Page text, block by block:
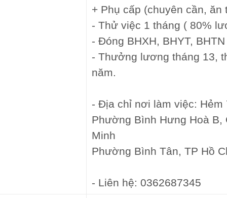
+ Phụ cấp (chuyên cần, ăn
- Thử việc 1 tháng ( 80%
- Đóng BHXH, BHYT,
- Thưởng lương tháng 13,
năm.
- Địa chỉ nơi làm việc: Hẻm
Phường Bình Hưng Hoà B,
Minh
Phường Bình Tân, TP Hồ
- Liên hệ: 0362687345